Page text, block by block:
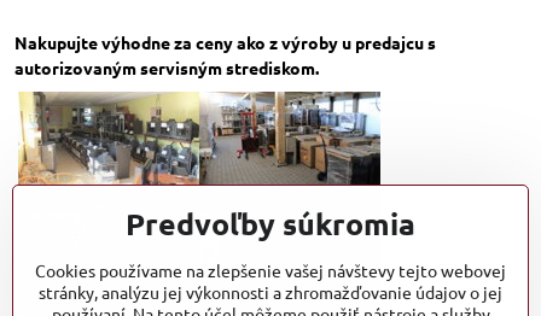
Nakupujte výhodne za ceny ako z výroby u predajcu s
autorizovaným servisným strediskom.
Predvoľby súkromia
Cookies používame na zlepšenie vašej návštevy tejto webovej
stránky, analýzu jej výkonnosti a zhromažďovanie údajov o jej